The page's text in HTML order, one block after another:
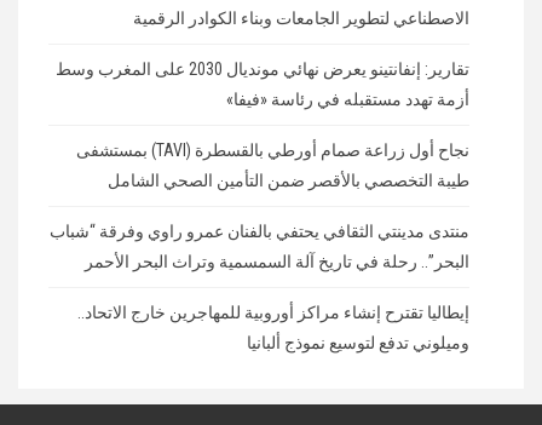
الاصطناعي لتطوير الجامعات وبناء الكوادر الرقمية
تقارير: إنفانتينو يعرض نهائي مونديال 2030 على المغرب وسط
أزمة تهدد مستقبله في رئاسة «فيفا»
نجاح أول زراعة صمام أورطي بالقسطرة (TAVI) بمستشفى
طيبة التخصصي بالأقصر ضمن التأمين الصحي الشامل
منتدى مدينتي الثقافي يحتفي بالفنان عمرو راوي وفرقة “شباب
البحر”.. رحلة في تاريخ آلة السمسمية وتراث البحر الأحمر
إيطاليا تقترح إنشاء مراكز أوروبية للمهاجرين خارج الاتحاد..
وميلوني تدفع لتوسيع نموذج ألبانيا